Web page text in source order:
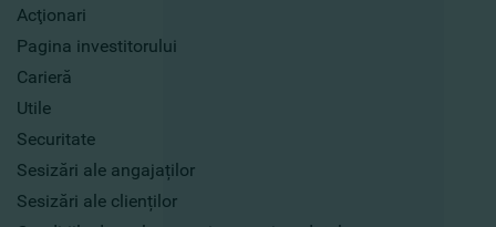
Acţionari
Pagina investitorului
Carieră
Utile
Securitate
Sesizări ale angajaților
Sesizări ale clienților